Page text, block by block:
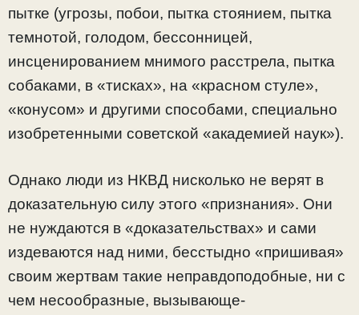
пытке (угрозы, побои, пытка стоянием, пытка
темнотой, голодом, бессонницей,
инсценированием мнимого расстрела, пытка
собаками, в «тисках», на «красном стуле»,
«конусом» и другими способами, специально
изобретенными советской «академией наук»).
Однако люди из НКВД нисколько не верят в
доказательную силу этого «признания». Они
не нуждаются в «доказательствах» и сами
издеваются над ними, бесстыдно «пришивая»
своим жертвам такие неправдоподобные, ни с
чем несообразные, вызывающе-